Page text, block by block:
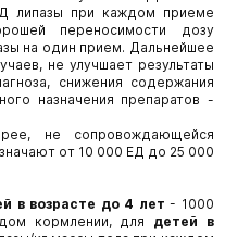
липазы при каждом приеме
переносимости дозу
на один прием. Дальнейшее
не улучшает результаты
снижения содержания
назначения препаратов -
не сопровождающейся
от 10 000 ЕД до 25 000
в возрасте до 4 лет - 1000
кормлении, для детей в